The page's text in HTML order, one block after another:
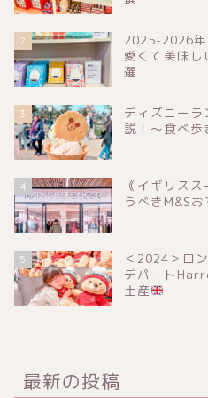
2 2025-2026年
愛くて美味
選
3
ディズニーラ
説！〜食べ歩
4
｟イギリス
うべきM&S
5
＜2024＞ロ
デパート
土産
最新の投稿